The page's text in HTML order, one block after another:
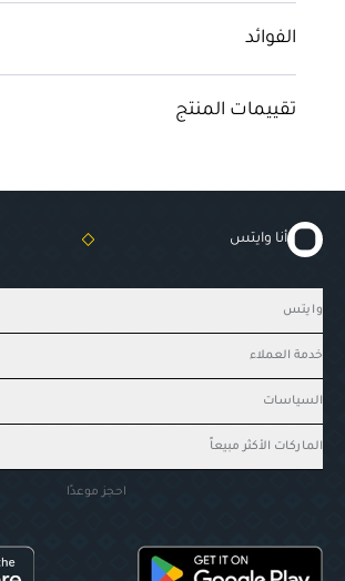
الفوائد
تقييمات المنتج
أنا وايتس
وايتس
خدمة العملاء
السياسات
الماركات الأكثر مبيعاً
احجز موعدًا